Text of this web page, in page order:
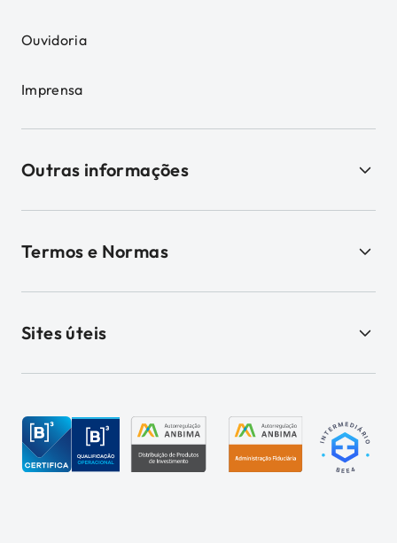
Ouvidoria
Imprensa
Outras informações
Termos e Normas
Sites úteis